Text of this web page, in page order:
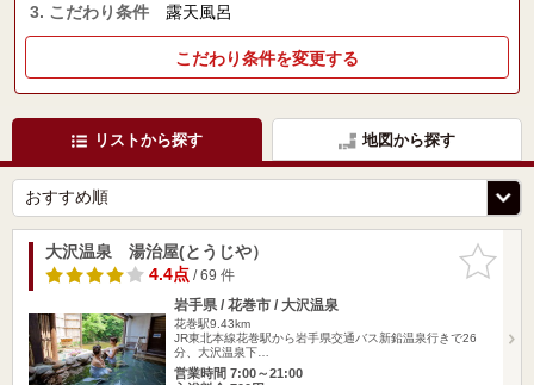
3. こだわり条件 露天風呂
こだわり条件を変更する
リストから探す 地図から探す
お気に入
りに追加
大沢温泉 湯治屋(とうじや）
4.4点/ 69 件
岩手県 / 花巻市 / 大沢温泉
花巻駅9.43km
JR東北本線花巻駅から岩手県交通バス新鉛温泉行きで26
分、大沢温泉下…
営業時間 7:00～21:00